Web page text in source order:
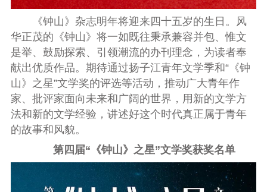
《钟山》杂志明年将迎来四十五岁的生日。风
华正茂的《钟山》将一如既往秉承兼容并包、惟文
是举、鼓励探索、引领潮流的办刊理念，为读者奉
献出优质作品。期待通过扬子江青年文学季和“《钟
山》之星”文学奖的评选等活动，推动广大青年作
家、批评家面向未来和广阔的世界，用新的文学方
法和新的文学经验，讲述好这个时代真正属于青年
的故事和风貌。
第四届“《钟山》之星”文学奖获奖名单